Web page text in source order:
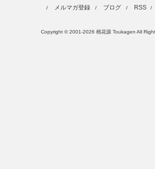
/ メルマガ登録 / ブログ / RSS /
Copyright © 2001-2026 桃花源 Toukagen All